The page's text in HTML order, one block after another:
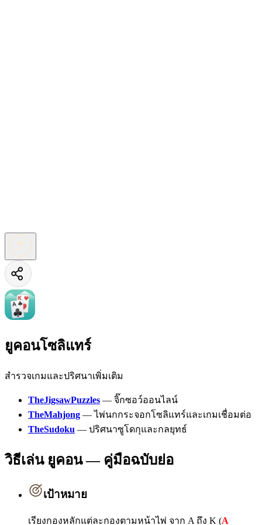
ยูคอนโซลิแทร์
สำรวจเกมและปริศนาเพิ่มเติม
TheJigsawPuzzles — จิ๊กซอว์ออนไลน์
TheMahjong —ไพ่นกกระจอกโซลิแทร์และเกมเชื่อมต่อ
TheSudoku — ปริศนาซูโดกุและกลยุทธ์
วิธีเล่น ยูคอน — คู่มือฉบับย่อ
เป้าหมาย
เรียงกองหลักแต่ละกองตามหน้าไพ่ จาก A ถึง K (A